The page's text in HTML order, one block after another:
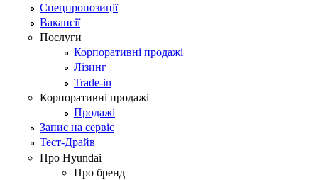
Спецпропозиції
Вакансії
Послуги
Корпоративні продажі
Лізинг
Trade-in
Корпоративні продажі
Продажі
Запис на сервіс
Тест-Драйв
Про Hyundai
Про бренд